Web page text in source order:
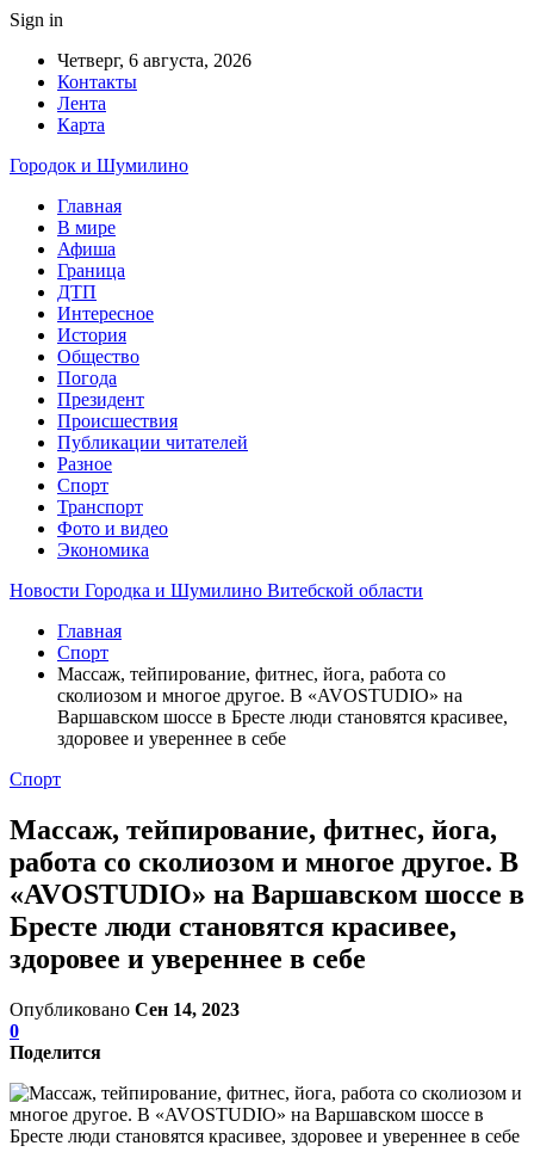
Sign in
Четверг, 6 августа, 2026
Контакты
Лента
Карта
Городок и Шумилино
Главная
В мире
Афиша
Граница
ДТП
Интересное
История
Общество
Погода
Президент
Происшествия
Публикации читателей
Разное
Спорт
Транспорт
Фото и видео
Экономика
Новости Городка и Шумилино Витебской области
Главная
Спорт
Массаж, тейпирование, фитнес, йога, работа со
сколиозом и многое другое. В «AVOSTUDIO» на
Варшавском шоссе в Бресте люди становятся красивее,
здоровее и увереннее в себе
Спорт
Массаж, тейпирование, фитнес, йога,
работа со сколиозом и многое другое. В
«AVOSTUDIO» на Варшавском шоссе в
Бресте люди становятся красивее,
здоровее и увереннее в себе
Опубликовано Сен 14, 2023
0
Поделится